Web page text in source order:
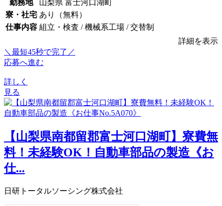
勤務地
山梨県 富士河口湖町
寮・社宅 あり（無料）
仕事内容 組立・検査 / 機械系工場 / 交替制
詳細を表示
＼最短45秒で完了／
応募へ進む
詳しく
見る
【山梨県南都留郡富士河口湖町】寮費無
料！未経験OK！自動車部品の製造《お
仕...
日研トータルソーシング株式会社